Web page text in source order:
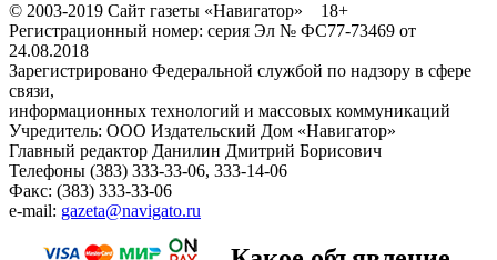
© 2003-2019 Сайт газеты «Навигатор» 18+
Регистрационный номер: серия Эл № ФС77-73469 от
24.08.2018
Зарегистрировано Федеральной службой по надзору в сфере
связи,
информационных технологий и массовых коммуникаций
Учредитель: ООО Издательский Дом «Навигатор»
Главный редактор Данилин Дмитрий Борисович
Телефоны (383) 333-33-06, 333-14-06
Факс: (383) 333-33-06
e-mail: gazeta@navigato.ru